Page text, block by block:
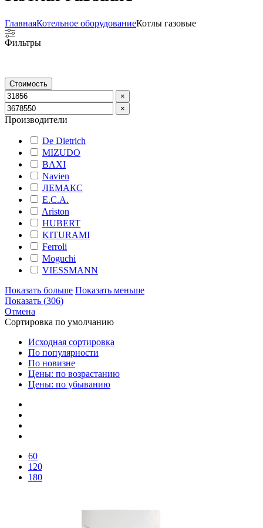
ГлавнаяКотельное оборудованиеКотлы газовые
Фильтры
Стоимость
×
×
Производители
De Dietrich
MIZUDO
BAXI
Navien
ЛЕМАКС
E.C.A.
Ariston
HUBERT
KITURAMI
Ferroli
Moguchi
VIESSMANN
Показать больше Показать меньше
Показать (306)
Отмена
Сортировка по умолчанию
Исходная сортировка
По популярности
По новизне
Цены: по возрастанию
Цены: по убыванию
60
120
180